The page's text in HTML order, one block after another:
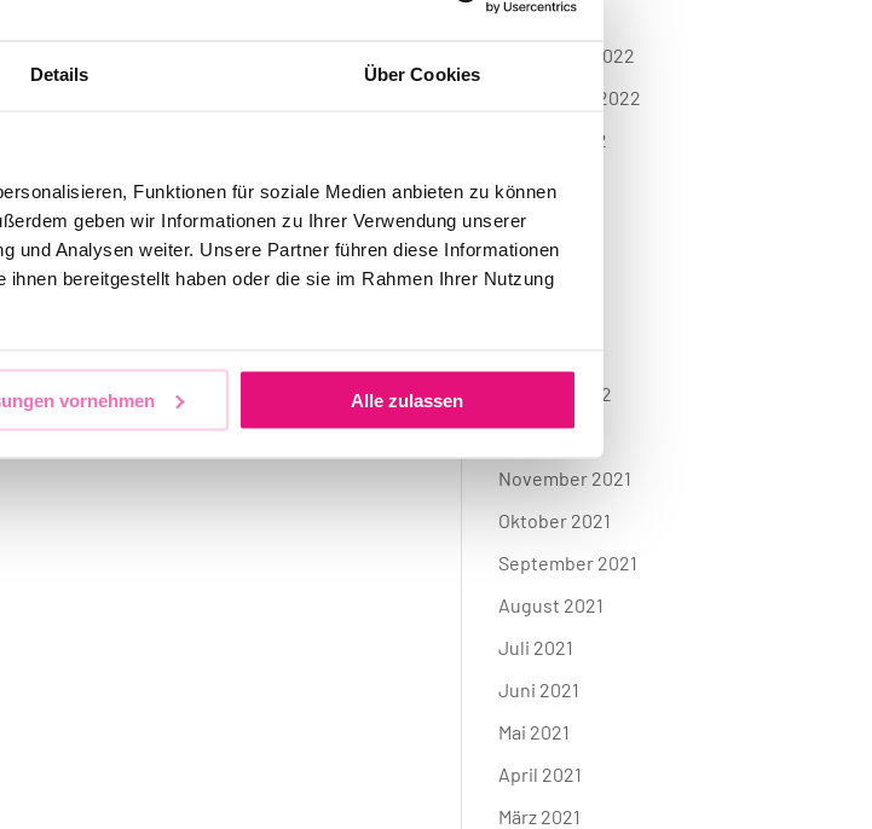
Details Über Cookies
Funktionen für soziale Medien anbieten zu können
geben wir Informationen zu Ihrer Verwendung unserer
und Analysen weiter. Unsere Partner führen diese Informationen
bereitgestellt haben oder die sie im Rahmen Ihrer Nutzung
vornehmen Alle zulassen
April 2023
November 2022
September 2022
August 2022
Juli 2022
Juni 2022
Februar 2022
Januar 2022
November 2021
Oktober 2021
September 2021
August 2021
Juli 2021
Juni 2021
Mai 2021
April 2021
März 2021